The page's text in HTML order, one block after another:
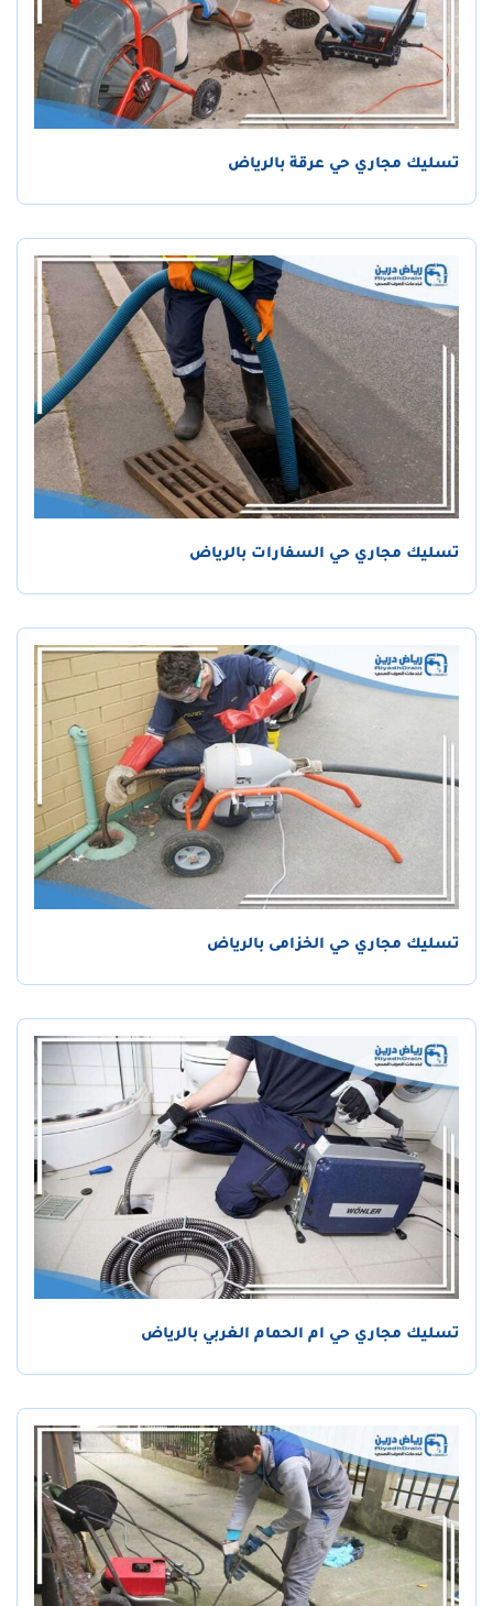
تسليك مجاري حي عرقة بالرياض
تسليك مجاري حي السفارات بالرياض
تسليك مجاري حي الخزامى بالرياض
تسليك مجاري حي ام الحمام الغربي بالرياض